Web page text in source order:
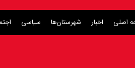
اصلی اخبار شهرستان‌ها سیاسی